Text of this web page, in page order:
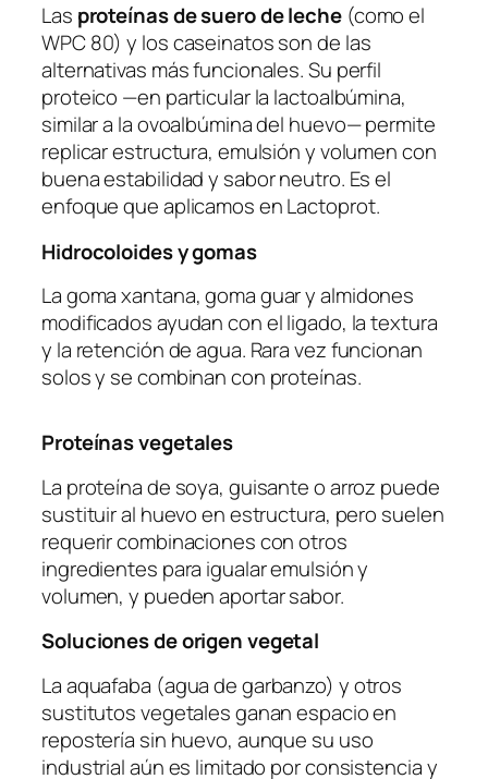
Las proteínas de suero de leche(como el
WPC 80) y los caseinatos son de las
alternativas más funcionales. Su perfil
proteico —en particular la lactoalbúmina,
similar a la ovoalbúmina del huevo— permite
replicar estructura, emulsión y volumen con
buena estabilidad y sabor neutro. Es el
enfoque que aplicamos en Lactoprot.
Hidrocoloides y gomas
La goma xantana, goma guar y almidones
modificados ayudan con el ligado, la textura
y la retención de agua. Rara vez funcionan
solos y se combinan con proteínas.
Proteínas vegetales
La proteína de soya, guisante o arroz puede
sustituir al huevo en estructura, pero suelen
requerir combinaciones con otros
ingredientes para igualar emulsión y
volumen, y pueden aportar sabor.
Soluciones de origen vegetal
La aquafaba (agua de garbanzo) y otros
sustitutos vegetales ganan espacio en
repostería sin huevo, aunque su uso
industrial aún es limitado por consistencia y